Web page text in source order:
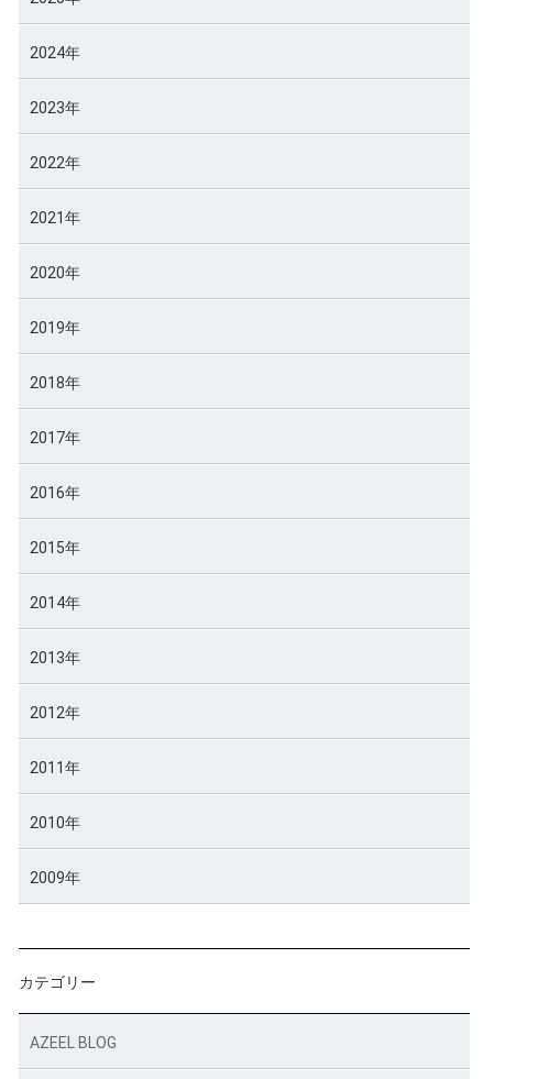
2024年
2023年
2022年
2021年
2020年
2019年
2018年
2017年
2016年
2015年
2014年
2013年
2012年
2011年
2010年
2009年
カテゴリー
AZEEL BLOG